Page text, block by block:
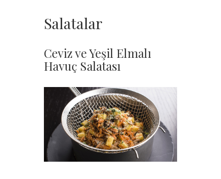
Salatalar
Ceviz ve Yeşil Elmalı
Havuç Salatası